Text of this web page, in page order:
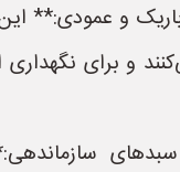
و عمودی:**
و برای